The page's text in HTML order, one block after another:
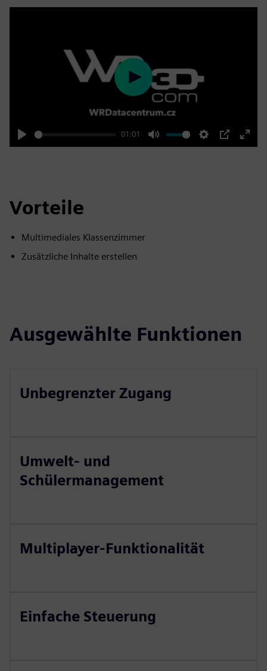
Play
01:01
Mute Settings
PIP
Enter
Play
Vorteile
Multimediales Klassenzimmer
Zusätzliche Inhalte erstellen
Ausgewählte Funktionen
Unbegrenzter Zugang
Umwelt- und
Schülermanagement
Multiplayer-Funktionalität
Einfache Steuerung